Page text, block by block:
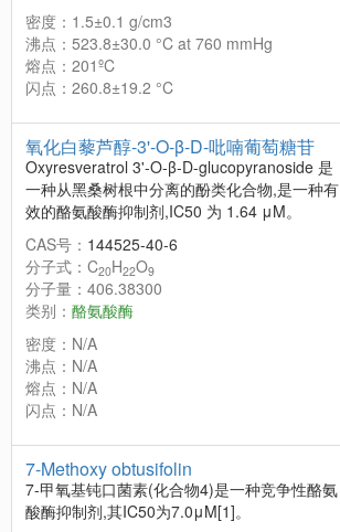
密度：1.5±0.1 g/cm3
沸点：523.8±30.0 °C at 760 mmHg
熔点：201ºC
闪点：260.8±19.2 °C
氧化白藜芦醇-3'-O-β-D-吡喃葡萄糖苷
Oxyresveratrol 3'-O-β-D-glucopyranoside 是
一种从黑桑树根中分离的酚类化合物,是一种有
效的酪氨酸酶抑制剂,IC50 为 1.64 μM。
CAS号： 144525-40-6
分子式：C20H22O9
分子量：406.38300
类别： 酪氨酸酶
密度：N/A
沸点：N/A
熔点：N/A
闪点：N/A
7-Methoxy obtusifolin
7-甲氧基钝口菌素(化合物4)是一种竞争性酪氨
酸酶抑制剂,其IC50为7.0μM[1]。